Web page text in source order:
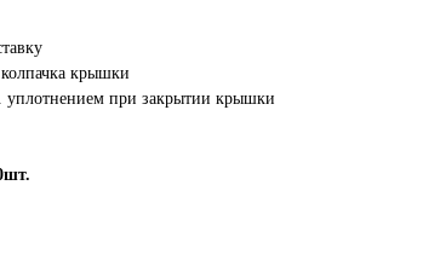
крышки
уплотнением при закрытии крышки